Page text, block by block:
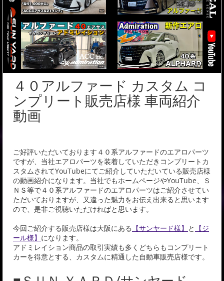
４０アルファード カスタム コ
ンプリート販売店様 車両紹介
動画
ご好評いただいております４０系アルファードのエアロパーツ
ですが、当社エアロパーツを装着していただきコンプリートカ
スタムされてYouTubeにてご紹介していただいている販売店様
の動画紹介になります。当社でもホームページやYouTube、Ｓ
ＮＳ等で４０系アルファードのエアロパーツはご紹介させてい
ただいておりますが、又違った魅力をお伝え出来ると思います
ので、是非ご視聴いただければと思います。
今回ご紹介する販売店様は大阪にある 【サンヤード様】 と 【ジ
ール様】 になります。
アドミレイション商品の取引実績も多くどちらもコンプリート
カーを得意とする、カスタムに精通した自動車販売店様です。